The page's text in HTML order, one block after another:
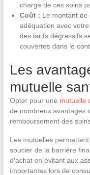
charge de ces soins
Coût : Le montant de
adéquation avec
des tarifs dégressifs
couvertes dans le
Les
mutuelle
Opter pour une mutuelle
de nombreux avantages
remboursement des
Les mutuelles
soucier de la barrière
d’achat en évitant aux
importantes lors de